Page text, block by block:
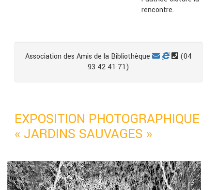
rencontre.
Association des Amis de la Bibliothèque
(04
93 42 41 71)
EXPOSITION PHOTOGRAPHIQUE
« JARDINS SAUVAGES »